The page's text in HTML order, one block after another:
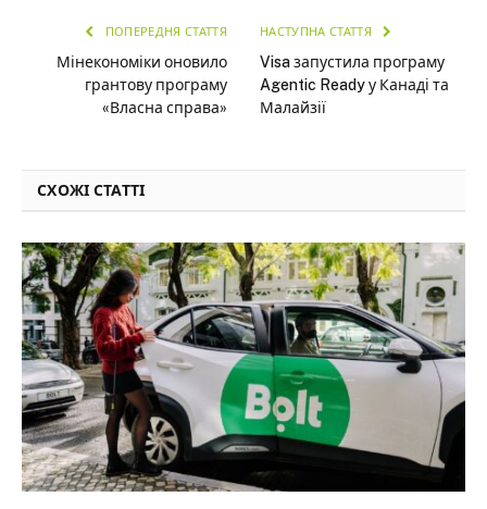
ПОПЕРЕДНЯ СТАТТЯ
Мінекономіки оновило
грантову програму
«Власна справа»
НАСТУПНА СТАТТЯ
Visa запустила програму
Agentic Ready у Канаді та
Малайзії
СХОЖІ СТАТТІ